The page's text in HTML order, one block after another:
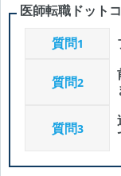
医師転職ドット
質問1
質問2
質問3